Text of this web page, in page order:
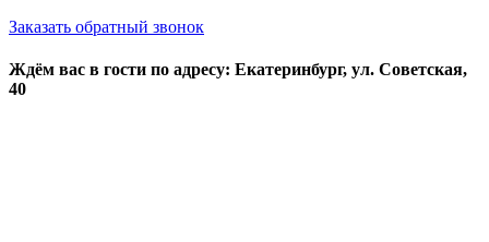
Заказать обратный звонок
Ждём вас в гости по адресу: Екатеринбург, ул. Советская,
40